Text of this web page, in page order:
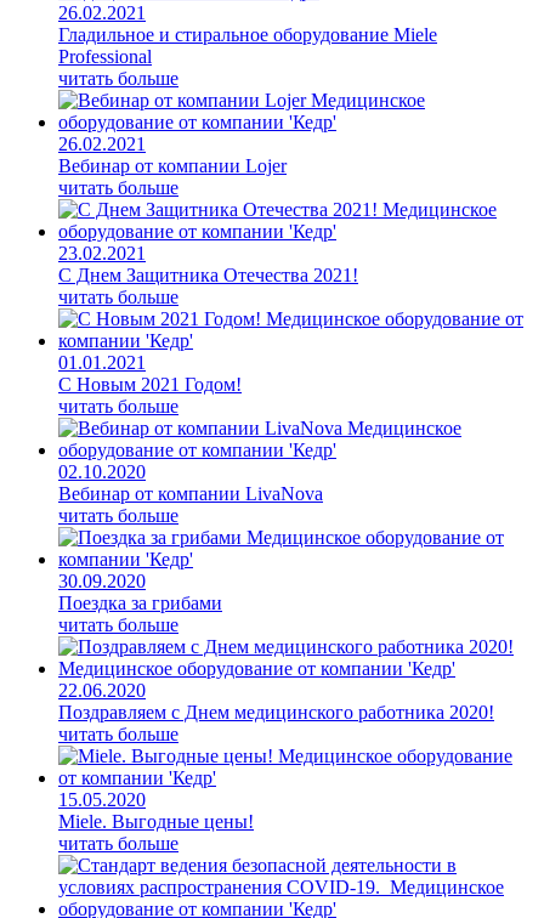
26.02.2021
Гладильное и стиральное оборудование Miele
Professional
читать больше
26.02.2021
Вебинар от компании Lojer
читать больше
23.02.2021
С Днем Защитника Отечества 2021!
читать больше
01.01.2021
С Новым 2021 Годом!
читать больше
02.10.2020
Вебинар от компании LivaNova
читать больше
30.09.2020
Поездка за грибами
читать больше
22.06.2020
Поздравляем с Днем медицинского работника 2020!
читать больше
15.05.2020
Miele. Выгодные цены!
читать больше